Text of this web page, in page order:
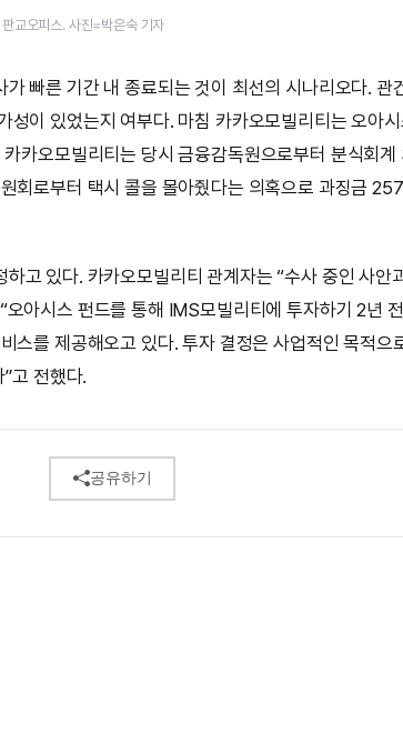
교오피스. 사진=박은숙 기자
빠른 기간 내 종료되는 것이 최선의 시나리오다. 관
성이 있었는지 여부다. 마침 카카오모빌리티는 오아
카오모빌리티는 당시 금융감독원으로부터 분식회계
회로부터 택시 콜을 몰아줬다는 의혹으로 과징금
고 있다. 카카오모빌리티 관계자는 “수사 중인 사안
오아시스 펀드를 통해 IMS모빌리티에 투자하기 2년
스를 제공해오고 있다. 투자 결정은 사업적인 목적으
고 전했다.
공유하기